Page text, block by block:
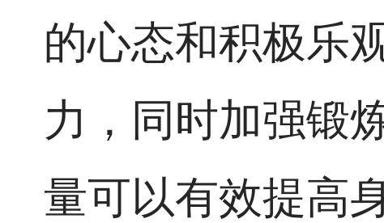
的心态和积极乐
力，同时加强锻
量可以有效提高